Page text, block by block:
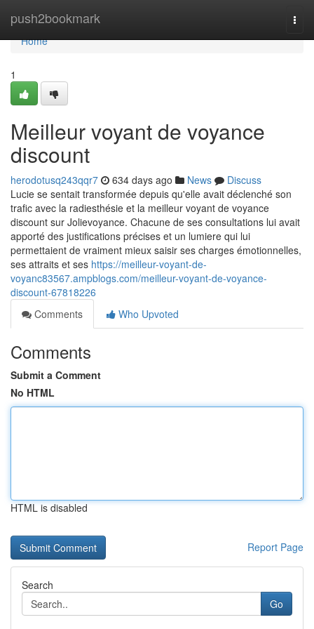
push2bookmark
Home
Home
1
Meilleur voyant de voyance
discount
herodotusq243qqr7 634 days ago News
Discuss
Lucie se sentait transformée depuis qu'elle avait déclenché son
trafic avec la radiesthésie et la meilleur voyant de voyance
discount sur Jolievoyance. Chacune de ses consultations lui avait
apporté des justifications précises et un lumiere qui lui
permettaient de vraiment mieux saisir ses charges émotionnelles,
ses attraits et ses https://meilleur-voyant-de-
voyanc83567.ampblogs.com/meilleur-voyant-de-voyance-
discount-67818226
Comments
Who Upvoted
Comments
Submit a Comment
No HTML
HTML is disabled
Report Page
Search
Go